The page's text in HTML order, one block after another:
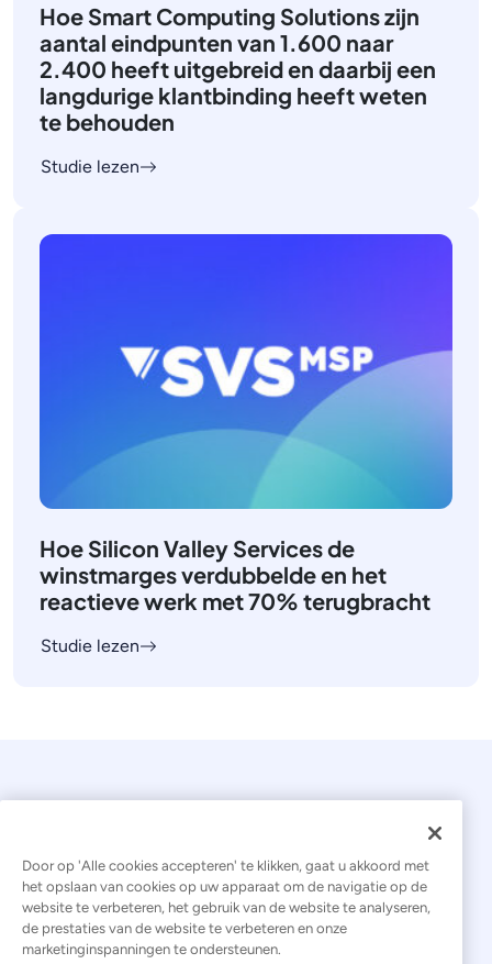
Hoe Smart Computing Solutions zijn
aantal eindpunten van 1.600 naar
2.400 heeft uitgebreid en daarbij een
langdurige klantbinding heeft weten
te behouden
Studie lezen
Hoe Silicon Valley Services de
winstmarges verdubbelde en het
reactieve werk met 70% terugbracht
Studie lezen
© 2026 Kaseya. Alle rechten voorbehouden.
Nederlands
Door op 'Alle cookies accepteren' te klikken, gaat u akkoord met
het opslaan van cookies op uw apparaat om de navigatie op de
website te verbeteren, het gebruik van de website te analyseren,
de prestaties van de website te verbeteren en onze
marketinginspanningen te ondersteunen.